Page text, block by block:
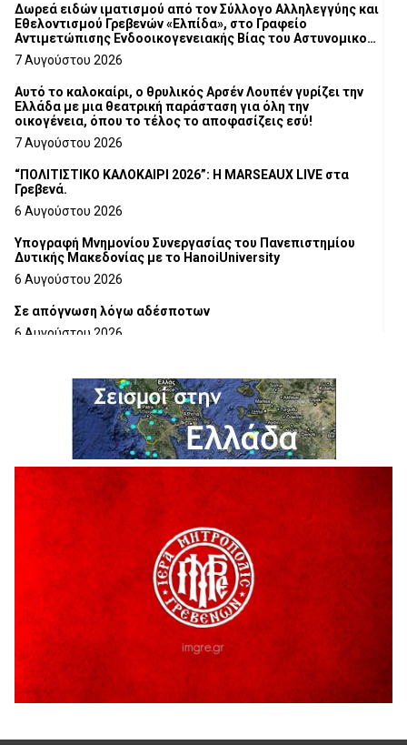
Δωρεά ειδών ιματισμού από τον Σύλλογο Αλληλεγγύης και
Εθελοντισμού Γρεβενών «Ελπίδα», στο Γραφείο
Αντιμετώπισης Ενδοοικογενειακής Βίας του Αστυνομικού
Τμήματος Γρεβενών
7 Αυγούστου 2026
Αυτό το καλοκαίρι, ο θρυλικός Αρσέν Λουπέν γυρίζει την
Ελλάδα με μια θεατρική παράσταση για όλη την
οικογένεια, όπου το τέλος το αποφασίζεις εσύ!
7 Αυγούστου 2026
“ΠΟΛΙΤΙΣΤΙΚΟ ΚΑΛΟΚΑΙΡΙ 2026”: Η MARSEAUX LIVE στα
Γρεβενά.
6 Αυγούστου 2026
Υπογραφή Μνημονίου Συνεργασίας του Πανεπιστημίου
Δυτικής Μακεδονίας με το HanoiUniversity
6 Αυγούστου 2026
Σε απόγνωση λόγω αδέσποτων
6 Αυγούστου 2026
6 Αυγούστου 2026
Ολοκληρώνεται η ασφαλτόστρωση της οδού Περιβόλι –
6 Αυγούστου 2026
H παραδοχή λαθών είναι (και) δύναμη
5 Αυγούστου 2026
Ο ΑΝΔΡΕΑΣ ΑΣΛΑΝΙΔΗΣ ΣΥΝΕΧΙΖΕΙ ΣΤΟΝ ΠΡΩΤΕΑ
ΓΡΕΒΕΝΩΝ
5 Αυγούστου 2026
Ευχαριστήριο Εκπολιτιστικού Συλλόγου Ταξιάρχη προς κ.
Παρασχάκη Αθανάσιο
5 Αυγούστου 2026
Διακοπή υδροδότησης του Α΄ κλάδου ύδρευσης
5 Αυγούστου 2026